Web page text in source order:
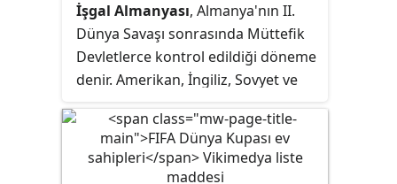
"sınırlamalı yayıncılık" ilkesiyle
sunulur. Vevo, halihazırda60.000'in
üzerinde müzik videosuna ev
sahipliği yapmaktadır ve şu anda
Fransa, Almanya, İrlanda, İtalya,
Meksika, Hollanda, Yeni Zelanda,
Polonya, İspanya, Birleşik Krallık,
İşgal Almanyası, Almanya'nın II.
Dünya Savaşı sonrasında Müttefik
Devletlerce kontrol edildiği döneme
denir. Amerikan, İngiliz, Sovyet ve
Müttefik Tetkik Yönetimi, 1945'ten
1949'a değin ülkeyi idare etti.